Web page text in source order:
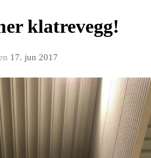
klatrevegg!
17. jun 2017